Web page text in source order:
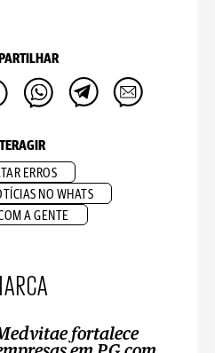
ERROS
NO WHATS
A GENTE
fortalece